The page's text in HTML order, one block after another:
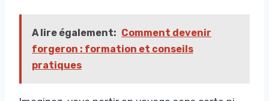
A lire également: Comment devenir
forgeron : formation et conseils
pratiques